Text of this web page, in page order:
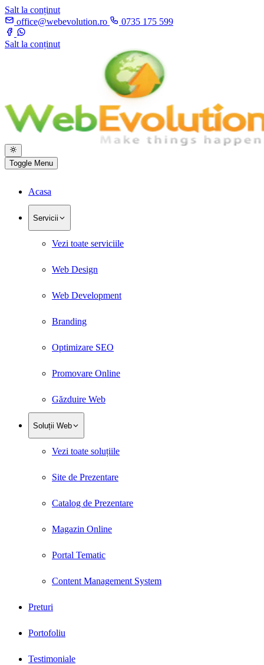
Salt la conținut
office@webevolution.ro
0735 175 599
Salt la conținut
Toggle Menu
Acasa
Servicii
Vezi toate serviciile
Web Design
Web Development
Branding
Optimizare SEO
Promovare Online
Găzduire Web
Soluții Web
Vezi toate soluțiile
Site de Prezentare
Catalog de Prezentare
Magazin Online
Portal Tematic
Content Management System
Preturi
Portofoliu
Testimoniale